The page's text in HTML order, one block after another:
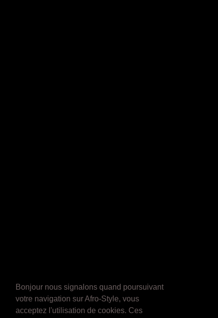
Bonjour nous signalons quand poursuivant
votre navigation sur Afro-Style, vous
acceptez l'utilisation de cookies. Ces